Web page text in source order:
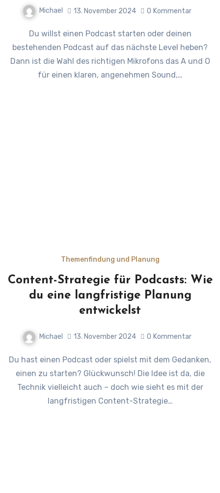
Michael 13. November 2024 0 Kommentar
Du willst einen Podcast starten oder deinen
bestehenden Podcast auf das nächste Level heben?
Dann ist die Wahl des richtigen Mikrofons das A und O
für einen klaren, angenehmen Sound,…
Themenfindung und Planung
Content-Strategie für Podcasts: Wie
du eine langfristige Planung
entwickelst
Michael 13. November 2024 0 Kommentar
Du hast einen Podcast oder spielst mit dem Gedanken,
einen zu starten? Glückwunsch! Die Idee ist da, die
Technik vielleicht auch – doch wie sieht es mit der
langfristigen Content-Strategie…